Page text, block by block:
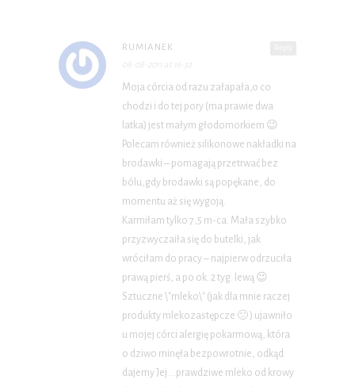
RUMIANEK
Moja córcia od razu załapała,o co
chodzi i do tej pory (ma prawie dwa
latka) jest małym głodomorkiem 😉
Polecam również silikonowe nakładki na
brodawki – pomagają przetrwać bez
bólu,gdy brodawki są popękane, do
momentu aż się wygoją.
Karmiłam tylko 7,5 m-ca. Mała szybko
przyzwyczaiła się do butelki, jak
wróciłam do pracy – najpierw odrzuciła
prawą pierś, a po ok. 2 tyg. lewą 😉
Sztuczne \"mleko\" (jak dla mnie raczej
produkty mlekozastępcze 🙁 ) ujawniło
u mojej córci alergię pokarmową, która
o dziwo minęła bezpowrotnie, odkąd
dajemy Jej …prawdziwe mleko od krowy